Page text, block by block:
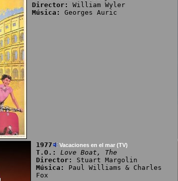
Director:
William Wyler
Música:
Georges Auric
1977 Vacaciones en el mar (TV)
T.O.:
Love Boat, The
Director:
Stuart Margolin
Música:
Paul Williams & Charles
Fox